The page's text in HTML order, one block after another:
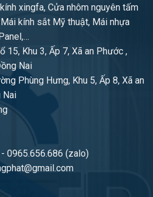
xingfa, Cửa nhôm nguyên tấm
kính sắt Mỹ thuật, Mái nhựa
15, Khu 3, Ấp 7, Xã an Phước ,
Nai
Phùng Hưng, Khu 5, Ấp 8, Xã an
Nai
0965.656.686 (zalo)